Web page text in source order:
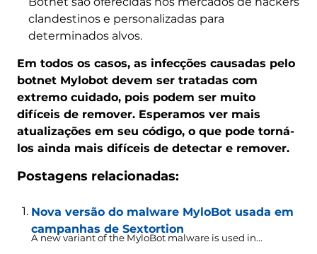
clandestinos e personalizadas para
determinados alvos.
Em todos os casos, as infecções causadas pelo
botnet Mylobot devem ser tratadas com
extremo cuidado, pois podem ser muito
difíceis de remover. Esperamos ver mais
atualizações em seu código, o que pode torná-
los ainda mais difíceis de detectar e remover.
Postagens relacionadas:
Nova versão do malware MyloBot usada em
campanhas de Sextortion
A new variant of the MyloBot malware is used in...